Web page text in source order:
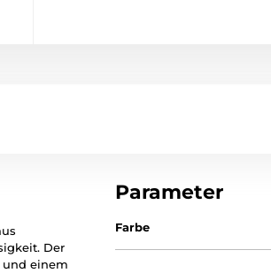
Der
und einem
Parameter
Farbe